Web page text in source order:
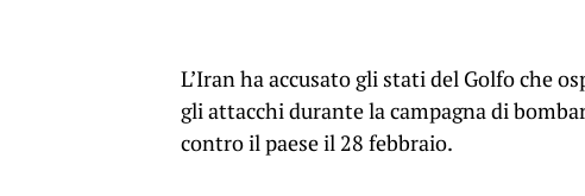
L’Iran ha accusato gli stati del Golfo che
gli attacchi durante la campagna di
contro il paese il 28 febbraio.